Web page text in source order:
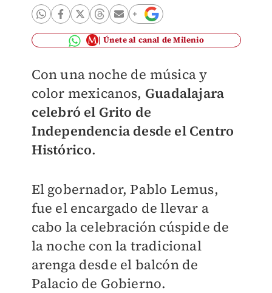
Únete al canal de Milenio
Con una noche de música y
color mexicanos, Guadalajara
celebró el Grito de
Independencia desde el Centro
Histórico.
El gobernador, Pablo Lemus,
fue el encargado de llevar a
cabo la celebración cúspide de
la noche con la tradicional
arenga desde el balcón de
Palacio de Gobierno.